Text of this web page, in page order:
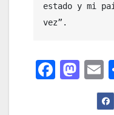
estado y mi
vez”.
F
M
m
ail